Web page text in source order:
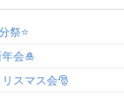
祭⭐️
会🎍
スマス会🎅